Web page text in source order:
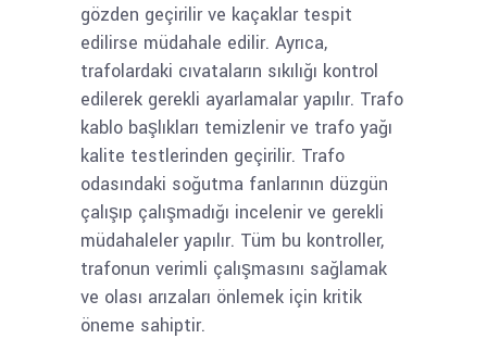
gözden geçirilir ve kaçaklar tespit
edilirse müdahale edilir. Ayrıca,
trafolardaki cıvataların sıkılığı kontrol
edilerek gerekli ayarlamalar yapılır. Trafo
kablo başlıkları temizlenir ve trafo yağı
kalite testlerinden geçirilir. Trafo
odasındaki soğutma fanlarının düzgün
çalışıp çalışmadığı incelenir ve gerekli
müdahaleler yapılır. Tüm bu kontroller,
trafonun verimli çalışmasını sağlamak
ve olası arızaları önlemek için kritik
öneme sahiptir.